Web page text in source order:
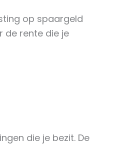
op spaargeld
de rente die je
die je bezit. De